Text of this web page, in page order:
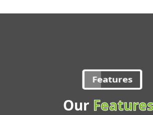
Features
Our